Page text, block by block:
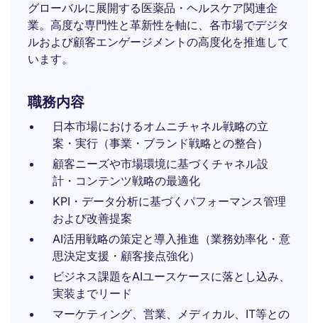
グローバルに展開する医薬品・ヘルスケア関連企
業。高度な専門性と革新性を軸に、各市場でデジタ
ルおよび顧客エンゲージメントの高度化を推進して
います。
職務内容
日本市場におけるオムニチャネル戦略の立
案・実行（事業・ブランド戦略との整合）
顧客ニーズや市場環境に基づくチャネル設
計・コンテンツ戦略の最適化
KPI・データ分析に基づくパフォーマンス管理
および改善提案
AI活用戦略の策定と導入推進（業務効率化・意
思決定支援・顧客接点強化）
ビジネス課題をAIユースケースに落とし込み、
実装までリード
マーケティング、営業、メディカル、IT等との